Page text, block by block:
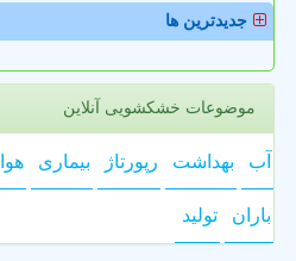
جدیدترین ها
موضوعات خشکشویی آنلاین
آب بهداشت رپورتاژ بیماری هوا
باران تولید